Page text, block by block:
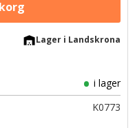
warehouseLager i Landskrona
i lager
K0773